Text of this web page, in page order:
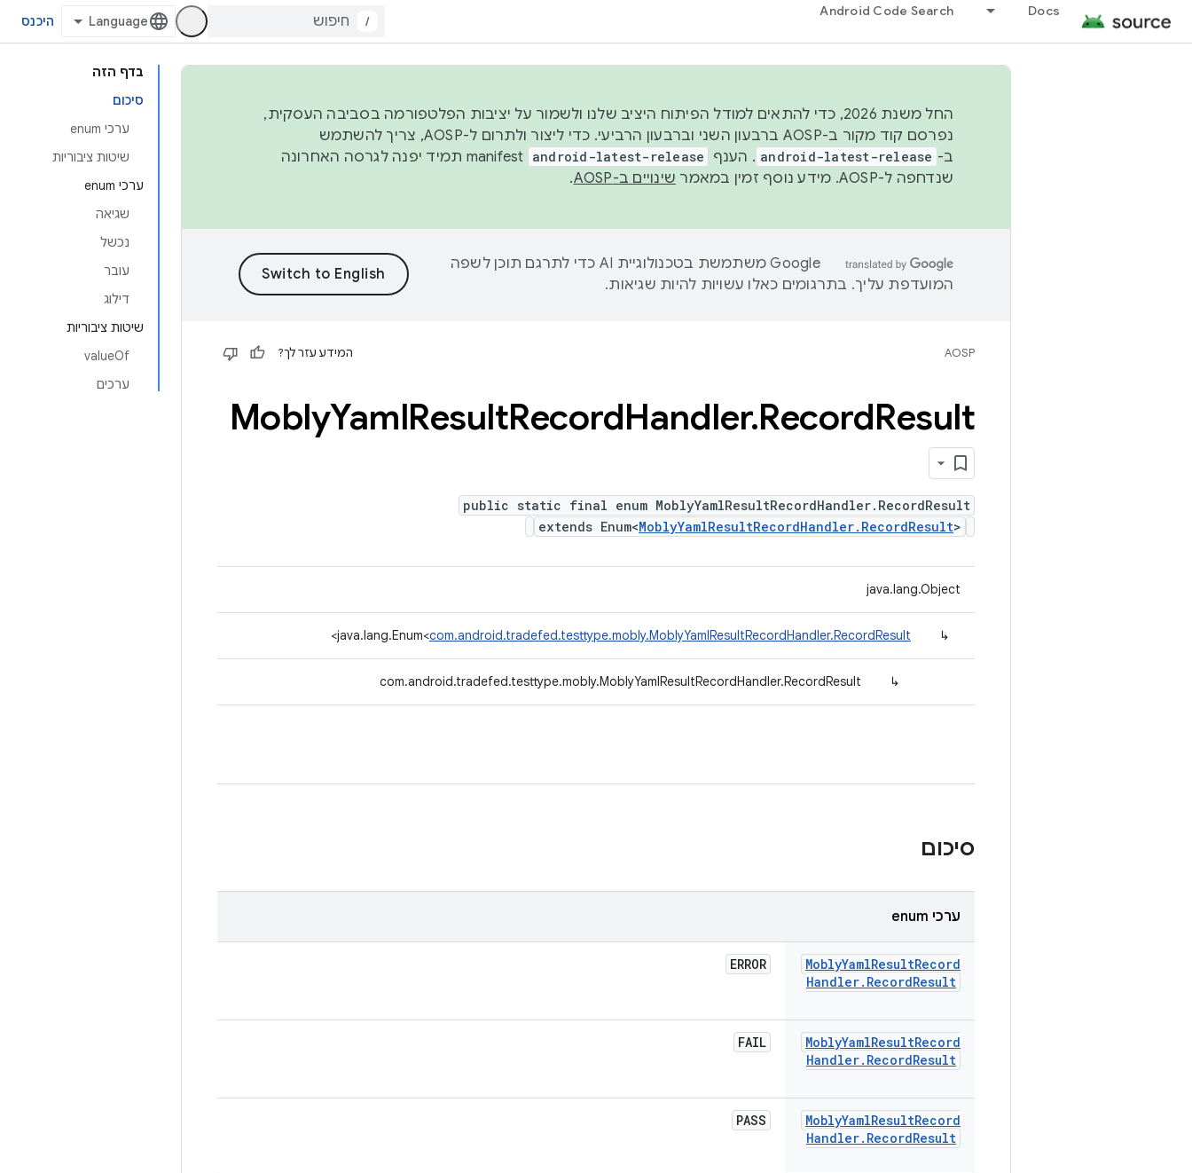
Docs
Android Code Search
/ היכנס
בדף הזה
סיכום
ערכי enum
שיטות ציבוריות
ערכי enum
שגיאה
נכשל
עובר
דילוג
שיטות ציבוריות
valueOf
ערכים
החל משנת 2026, כדי להתאים למודל הפיתוח היציב שלנו ולשמור על יציבות הפלטפורמה בסביבה העסקית,
נפרסם קוד מקור ב-AOSP ברבעון השני וברבעון הרביעי. כדי ליצור ולתרום ל-AOSP, צריך להשתמש
ב- android-latest-release . הענף android-latest-release
manifest תמיד יפנה לגרסה האחרונה
שנדחפה ל-AOSP. מידע נוסף זמין במאמר
שינויים ב-AOSP .
‫Google משתמשת בטכנולוגיית AI כדי לתרגם תוכן לשפה
המועדפת עליך. בתרגומים כאלו עשויות להיות שגיאות.
AOSP המידע עזר לך?
MoblyYamlResultRecordHandler.RecordResult
public static final enum MoblyYamlResultRecordHandler.RecordResult
extends Enum<MoblyYamlResultRecordHandler.RecordResult>
java.lang.Object
↳
java.lang.Enum<com.android.tradefed.testtype.mobly.MoblyYamlResultRecordHandler.RecordResult
>
↳
com.android.tradefed.testtype.mobly.MoblyYamlResultRecordHandler.RecordResult
סיכום
ערכי enum
MoblyYamlResultRecord
Handler. RecordResult
ERROR
MoblyYamlResultRecord
Handler. RecordResult
FAIL
MoblyYamlResultRecord
Handler. RecordResult
PASS